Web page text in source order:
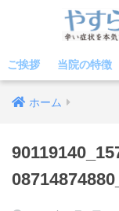
ご挨拶 当院の特徴
ホーム